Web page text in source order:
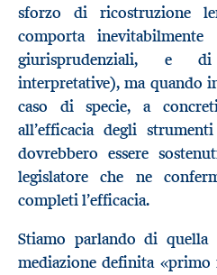
sforzo di ricostruzione
comporta
giurisprudenziali, e
interpretative), ma quando
caso di specie, a
all’efficacia degli
dovrebbero essere
legislatore che ne
completi l’efficacia.
Stiamo parlando di quella
mediazione definita